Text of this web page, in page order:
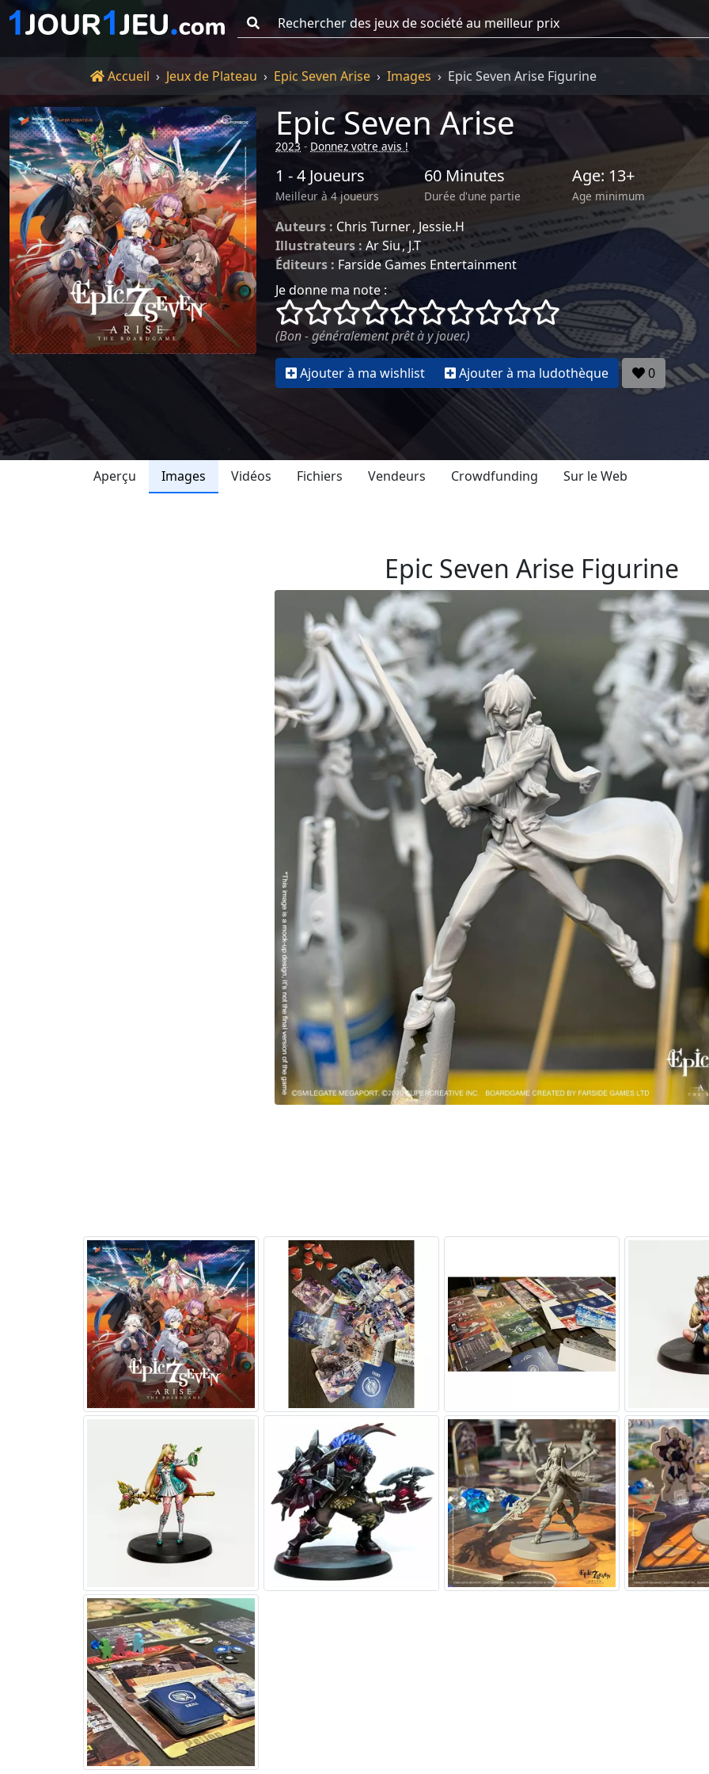
Accueil
Accueil Jeux de Plateau Epic Seven Arise Images Epic Seven Arise Figurine
Epic Seven Arise
2023 - Donnez votre avis !
1 - 4 Joueurs
Meilleur à 4 joueurs
60 Minutes
Durée d'une partie
Age: 13+
Age minimum
Auteurs : Chris Turner Jessie.H
Illustrateurs : Ar Siu J.T
Éditeurs : Farside Games Entertainment
Je donne ma note :
()
() () () () () () () ()
()
(Bon - généralement prêt à y jouer.)
Ajouter à ma wishlist Ajouter à ma ludothèque 0
Aperçu Images Vidéos Fichiers Vendeurs Crowdfunding Sur le Web
Epic Seven Arise Figurine